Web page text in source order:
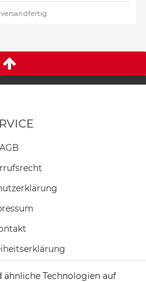
AGB
widerrufenTechnologien auf